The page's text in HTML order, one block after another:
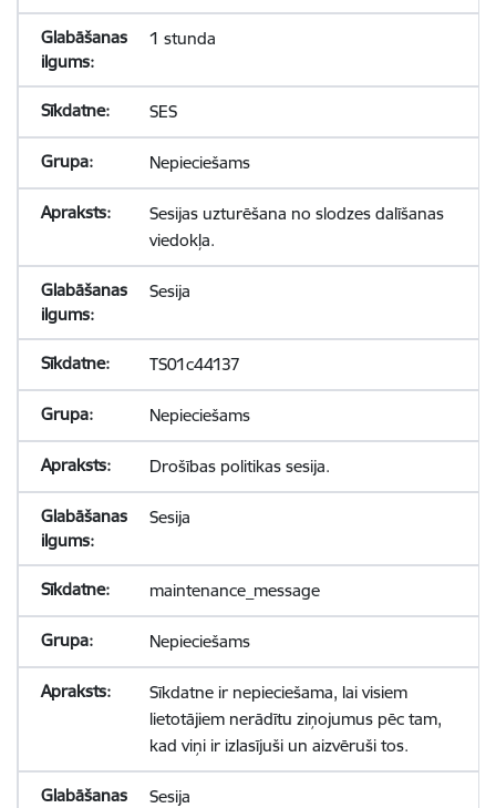
1 stunda
SES
Nepieciešams
Sesijas uzturēšana no slodzes dalīšanas
viedokļa.
Sesija
TS01c44137
Nepieciešams
Drošības politikas sesija.
Sesija
maintenance_message
Nepieciešams
Sīkdatne ir nepieciešama, lai visiem
lietotājiem nerādītu ziņojumus pēc tam,
kad viņi ir izlasījuši un aizvēruši tos.
Sesija